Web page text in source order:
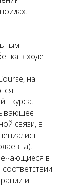
в ходе
на
курса.
связи, в
в
и